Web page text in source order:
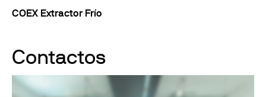
COEX Extractor Frío
Contactos